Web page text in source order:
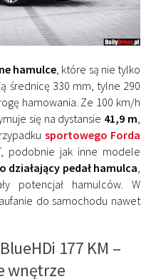
hamulce, które są nie tylko
średnicę 330 mm, tylne 290
hamowania. Ze 100 km/h
się na dystansie 41,9 m,
sportowego Forda
podobnie jak inne modele
działający pedał hamulca,
potencjał hamulców. W
do samochodu nawet
177 KM –
wnętrze